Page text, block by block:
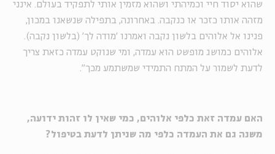
שהוא יסוד חיי וכמיהתי ושהוא מזמין אותי לתפקיד בעולם. אינני
מזהה אותו כזכר או כנקבה. באחרונה, בתפילה שנשאנו במכון,
פנינו אל אלוהים בלשון נקבה ואמרנו 'מודה לך' (בלשון נקבה).
אלוהים כמושג מופשט הוא עמדה, ומי שנוקט עמדה כזאת צריך
לדעת לשמור על המתח התמידי שמשתמע מכך".
האם עמדה זאת כלפי אלוהים, כמי שאין לו זהות ידועה,
משנה גם את העמדה כלפי מה שניתן לדעת בטיפול?